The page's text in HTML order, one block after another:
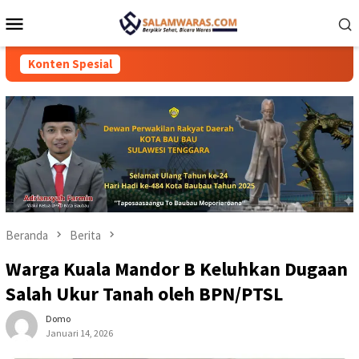
ke
Mobile
Konten Spesial
Beranda Berita
Warga Kuala Mandor B Keluhkan Dugaan
Salah Ukur Tanah oleh BPN/PTSL
Domo
Januari 14, 2026